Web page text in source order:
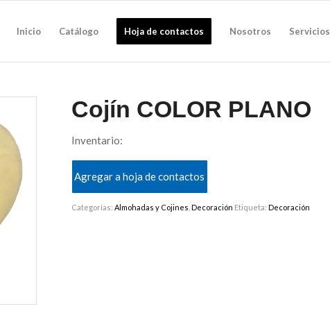
Inicio Catálogo Hoja de contactos Nosotros Servicios
Cojín COLOR PLANO
Inventario:
Agregar a hoja de contactos
Categorías:Almohadas y Cojines ,Decoración Etiqueta:Decoración